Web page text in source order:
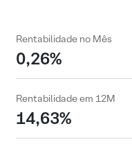
Rentabilidade no Mês
0,26%
Rentabilidade em 12M
14,63%